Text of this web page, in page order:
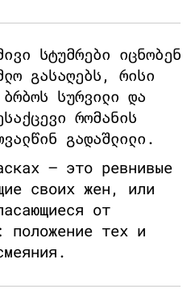
სტუმრები იცნობენ
გასაღებს, რისი
სურვილი და
რომანის
გადაშლილი.
– это ревнивые
своих жен, или
от
положение тех и